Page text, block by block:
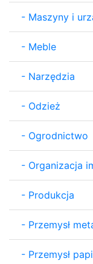
- Maszyny i
- Meble
- Narzędzia
- Odzież
- Ogrodnictwo
- Organizacja
- Produkcja
- Przemysł
- Przemysł